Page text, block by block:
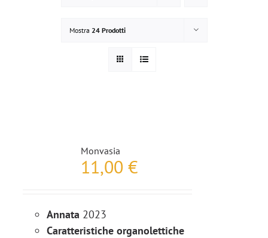
Mostra 24 Prodotti
Monvasia
11,00 €
Annata 2023
Caratteristiche organolettiche